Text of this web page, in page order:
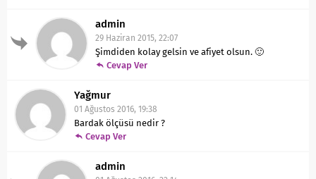
admin
29 Haziran 2015, 22:07
Şimdiden kolay gelsin ve afiyet olsun. 🙂
Cevap Ver
Yağmur
01 Ağustos 2016, 19:38
Bardak ölçüsü nedir ?
Cevap Ver
admin